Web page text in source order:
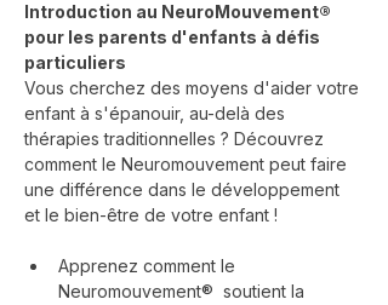
Introduction au NeuroMouvement®
pour les parents d'enfants à défis
particuliers
Vous cherchez des moyens d'aider votre
enfant à s'épanouir, au-delà des
thérapies traditionnelles ? Découvrez
comment le Neuromouvement peut faire
une différence dans le développement
et le bien-être de votre enfant !
Apprenez comment le
Neuromouvement®  soutient la